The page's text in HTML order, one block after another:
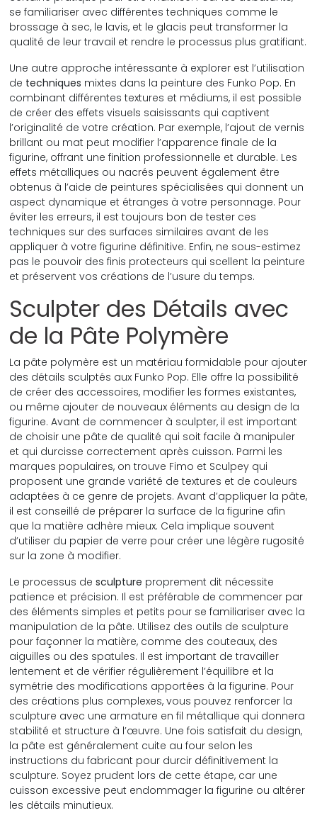
se familiariser avec différentes techniques comme le
brossage à sec, le lavis, et le glacis peut transformer la
qualité de leur travail et rendre le processus plus gratifiant.
Une autre approche intéressante à explorer est l’utilisation
de techniques mixtes dans la peinture des Funko Pop. En
combinant différentes textures et médiums, il est possible
de créer des effets visuels saisissants qui captivent
l’originalité de votre création. Par exemple, l’ajout de vernis
brillant ou mat peut modifier l’apparence finale de la
figurine, offrant une finition professionnelle et durable. Les
effets métalliques ou nacrés peuvent également être
obtenus à l’aide de peintures spécialisées qui donnent un
aspect dynamique et étranges à votre personnage. Pour
éviter les erreurs, il est toujours bon de tester ces
techniques sur des surfaces similaires avant de les
appliquer à votre figurine définitive. Enfin, ne sous-estimez
pas le pouvoir des finis protecteurs qui scellent la peinture
et préservent vos créations de l’usure du temps.
Sculpter des Détails avec
de la Pâte Polymère
La pâte polymère est un matériau formidable pour ajouter
des détails sculptés aux Funko Pop. Elle offre la possibilité
de créer des accessoires, modifier les formes existantes,
ou même ajouter de nouveaux éléments au design de la
figurine. Avant de commencer à sculpter, il est important
de choisir une pâte de qualité qui soit facile à manipuler
et qui durcisse correctement après cuisson. Parmi les
marques populaires, on trouve Fimo et Sculpey qui
proposent une grande variété de textures et de couleurs
adaptées à ce genre de projets. Avant d’appliquer la pâte,
il est conseillé de préparer la surface de la figurine afin
que la matière adhère mieux. Cela implique souvent
d’utiliser du papier de verre pour créer une légère rugosité
sur la zone à modifier.
Le processus desculpture proprement dit nécessite
patience et précision. Il est préférable de commencer par
des éléments simples et petits pour se familiariser avec la
manipulation de la pâte. Utilisez des outils de sculpture
pour façonner la matière, comme des couteaux, des
aiguilles ou des spatules. Il est important de travailler
lentement et de vérifier régulièrement l’équilibre et la
symétrie des modifications apportées à la figurine. Pour
des créations plus complexes, vous pouvez renforcer la
sculpture avec une armature en fil métallique qui donnera
stabilité et structure à l’œuvre. Une fois satisfait du design,
la pâte est généralement cuite au four selon les
instructions du fabricant pour durcir définitivement la
sculpture. Soyez prudent lors de cette étape, car une
cuisson excessive peut endommager la figurine ou altérer
les détails minutieux.